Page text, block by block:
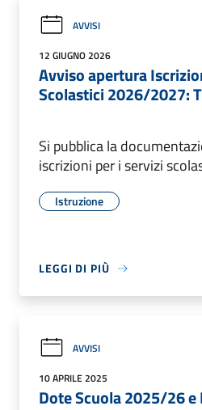
AVVISI
12 GIUGNO 2026
Avviso apertura
Scolastici 2026/2027:
Si pubblica la
iscrizioni per i servizi
Istruzione
LEGGI DI PIÙ
AVVISI
10 APRILE 2025
Dote Scuola 2025/26